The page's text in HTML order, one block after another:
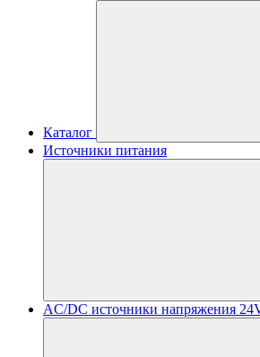
Каталог
Источники питания
AC/DC источники напряжения